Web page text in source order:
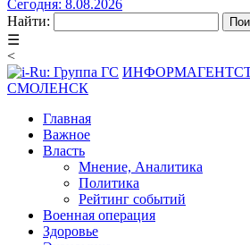
Сегодня: 8.08.2026
Найти:
☰
<
СМОЛЕНСК
Главная
Важное
Власть
Мнение, Аналитика
Политика
Рейтинг событий
Военная операция
Здоровье